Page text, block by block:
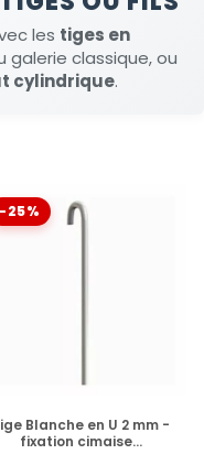
les tiges en
galerie classique, ou
cylindrique.
-25%
EN STOCK
Blanche en U 2 mm -
fixation cimaise...